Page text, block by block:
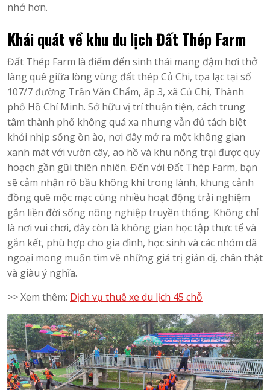
nhớ hơn.
Khái quát về khu du lịch Đất Thép Farm
Đất Thép Farm là điểm đến sinh thái mang đậm hơi thở
làng quê giữa lòng vùng đất thép Củ Chi, tọa lạc tại số
107/7 đường Trần Văn Chẩm, ấp 3, xã Củ Chi, Thành
phố Hồ Chí Minh. Sở hữu vị trí thuận tiện, cách trung
tâm thành phố không quá xa nhưng vẫn đủ tách biệt
khỏi nhịp sống ồn ào, nơi đây mở ra một không gian
xanh mát với vườn cây, ao hồ và khu nông trại được quy
hoạch gần gũi thiên nhiên. Đến với Đất Thép Farm, bạn
sẽ cảm nhận rõ bầu không khí trong lành, khung cảnh
đồng quê mộc mạc cùng nhiều hoạt động trải nghiệm
gắn liền đời sống nông nghiệp truyền thống. Không chỉ
là nơi vui chơi, đây còn là không gian học tập thực tế và
gắn kết, phù hợp cho gia đình, học sinh và các nhóm dã
ngoại mong muốn tìm về những giá trị giản dị, chân thật
và giàu ý nghĩa.
>> Xem thêm: Dịch vụ thuê xe du lịch 45 chỗ